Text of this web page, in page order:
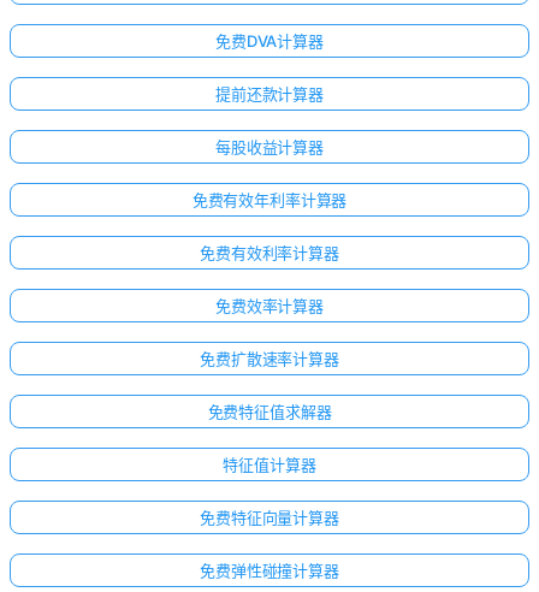
免费DVA计算器
提前还款计算器
每股收益计算器
免费有效年利率计算器
免费有效利率计算器
免费效率计算器
免费扩散速率计算器
免费特征值求解器
特征值计算器
免费特征向量计算器
免费弹性碰撞计算器